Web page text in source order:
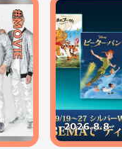
#MOVIE
2026.8.8